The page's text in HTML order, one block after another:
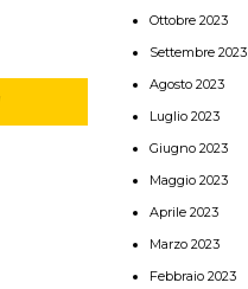
Ottobre 2023
Settembre 2023
Agosto 2023
Luglio 2023
Giugno 2023
Maggio 2023
Aprile 2023
Marzo 2023
Febbraio 2023